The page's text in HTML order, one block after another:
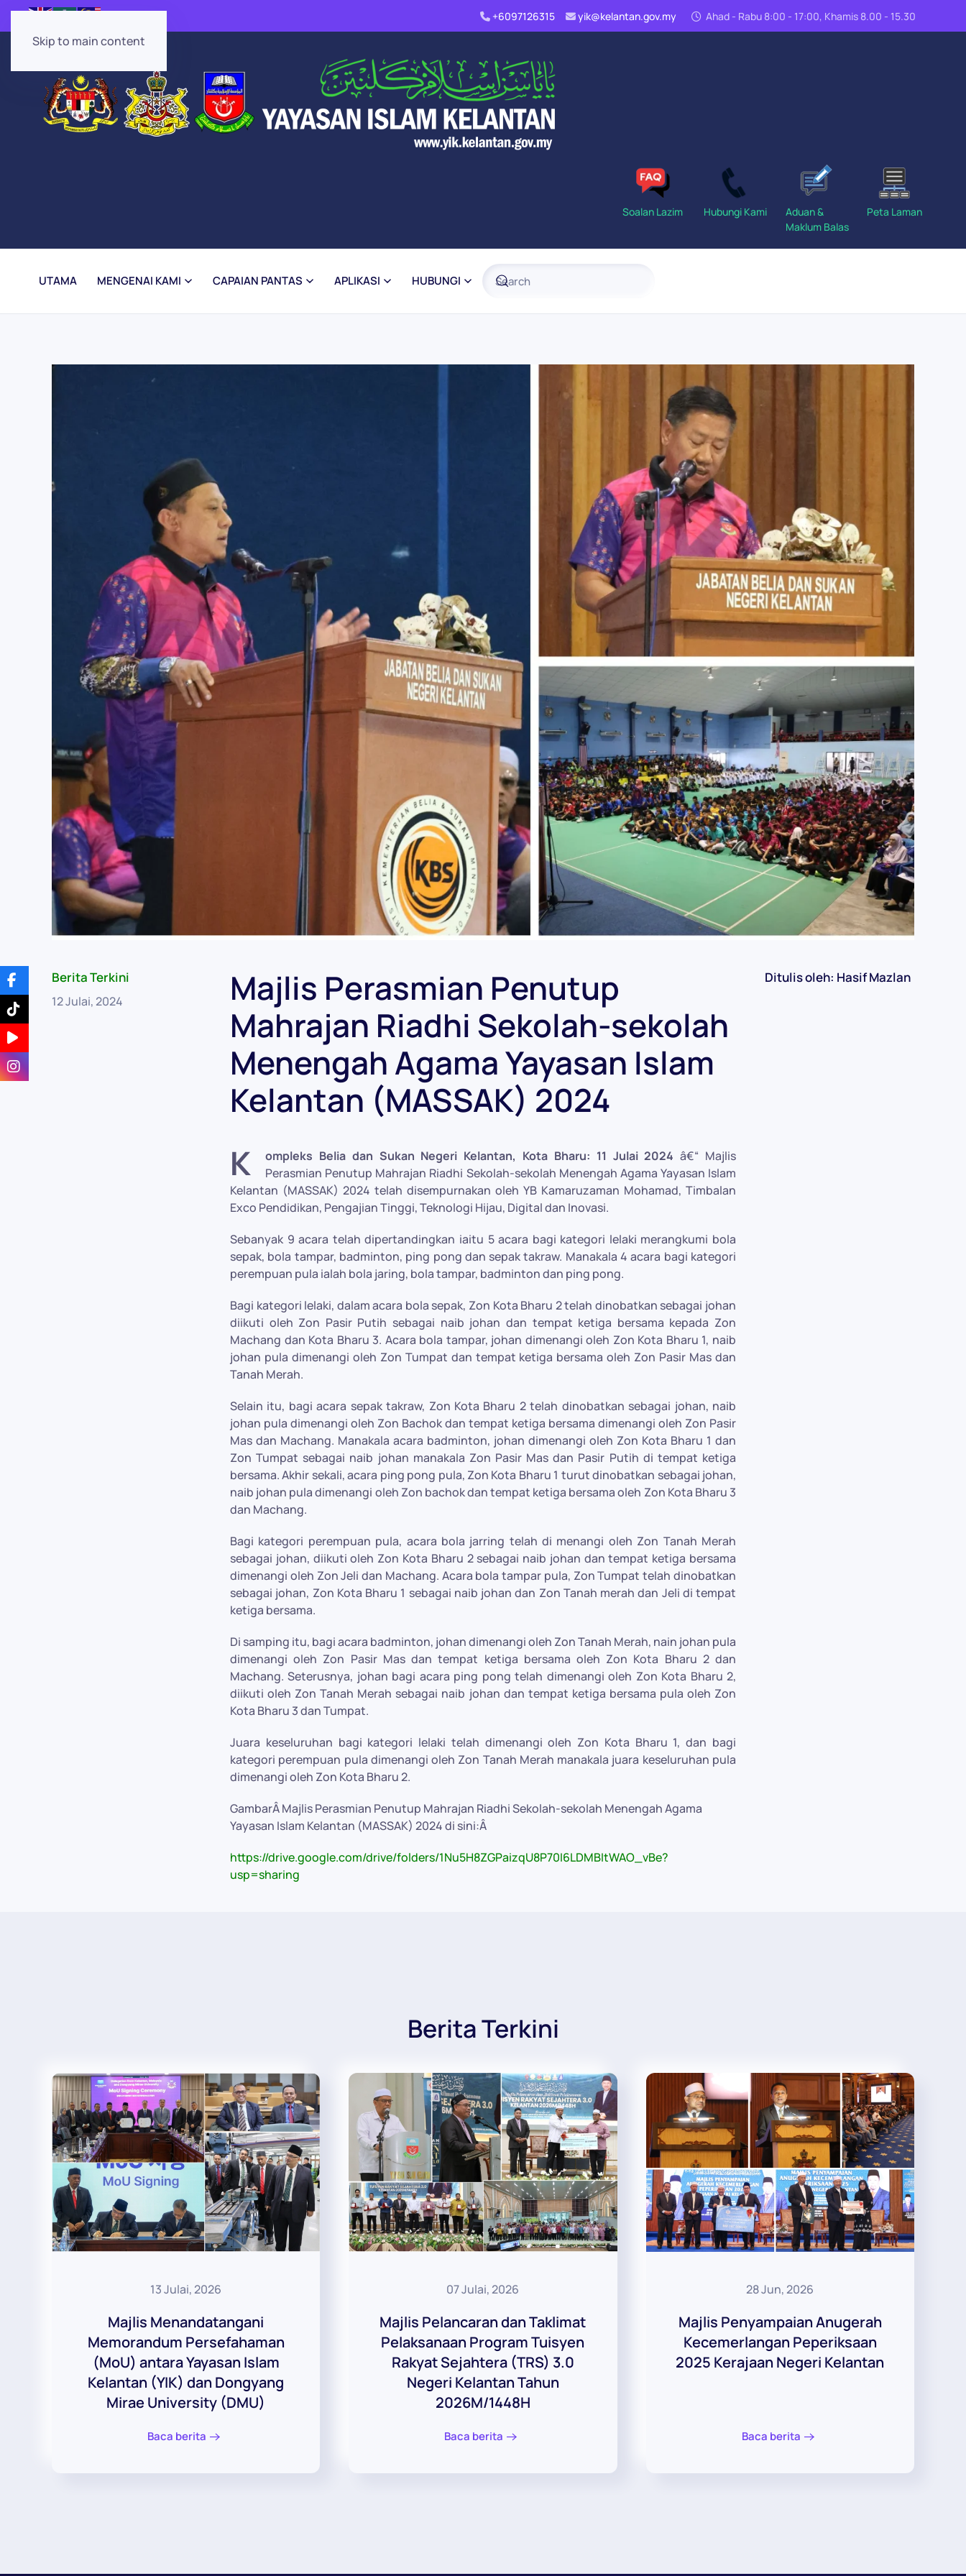
Skip to main content
+6097126315 yik@kelantan.gov.my Ahad - Rabu 8:00 - 17:00, Khamis 8.00 - 15.30
Soalan Lazim Hubungi Kami
Aduan &
Maklum Balas
Peta Laman
UTAMA MENGENAI KAMI CAPAIAN PANTAS APLIKASI HUBUNGI
Berita Terkini
12 Julai, 2024
Majlis Perasmian Penutup
Mahrajan Riadhi Sekolah-sekolah
Menengah Agama Yayasan Islam
Kelantan (MASSAK) 2024
K ompleks Belia dan Sukan Negeri Kelantan, Kota Bharu: 11 Julai 2024 â€“ Majlis
Perasmian Penutup Mahrajan Riadhi Sekolah-sekolah Menengah Agama Yayasan Islam
Kelantan (MASSAK) 2024 telah disempurnakan oleh YB Kamaruzaman Mohamad, Timbalan
Exco Pendidikan, Pengajian Tinggi, Teknologi Hijau, Digital dan Inovasi.
Sebanyak 9 acara telah dipertandingkan iaitu 5 acara bagi kategori lelaki merangkumi bola
sepak, bola tampar, badminton, ping pong dan sepak takraw. Manakala 4 acara bagi kategori
perempuan pula ialah bola jaring, bola tampar, badminton dan ping pong.
Bagi kategori lelaki, dalam acara bola sepak, Zon Kota Bharu 2 telah dinobatkan sebagai johan
diikuti oleh Zon Pasir Putih sebagai naib johan dan tempat ketiga bersama kepada Zon
Machang dan Kota Bharu 3. Acara bola tampar, johan dimenangi oleh Zon Kota Bharu 1, naib
johan pula dimenangi oleh Zon Tumpat dan tempat ketiga bersama oleh Zon Pasir Mas dan
Tanah Merah.
Selain itu, bagi acara sepak takraw, Zon Kota Bharu 2 telah dinobatkan sebagai johan, naib
johan pula dimenangi oleh Zon Bachok dan tempat ketiga bersama dimenangi oleh Zon Pasir
Mas dan Machang. Manakala acara badminton, johan dimenangi oleh Zon Kota Bharu 1 dan
Zon Tumpat sebagai naib johan manakala Zon Pasir Mas dan Pasir Putih di tempat ketiga
bersama. Akhir sekali, acara ping pong pula, Zon Kota Bharu 1 turut dinobatkan sebagai johan,
naib johan pula dimenangi oleh Zon bachok dan tempat ketiga bersama oleh Zon Kota Bharu 3
dan Machang.
Bagi kategori perempuan pula, acara bola jarring telah di menangi oleh Zon Tanah Merah
sebagai johan, diikuti oleh Zon Kota Bharu 2 sebagai naib johan dan tempat ketiga bersama
dimenangi oleh Zon Jeli dan Machang. Acara bola tampar pula, Zon Tumpat telah dinobatkan
sebagai johan, Zon Kota Bharu 1 sebagai naib johan dan Zon Tanah merah dan Jeli di tempat
ketiga bersama.
Di samping itu, bagi acara badminton, johan dimenangi oleh Zon Tanah Merah, nain johan pula
dimenangi oleh Zon Pasir Mas dan tempat ketiga bersama oleh Zon Kota Bharu 2 dan
Machang. Seterusnya, johan bagi acara ping pong telah dimenangi oleh Zon Kota Bharu 2,
diikuti oleh Zon Tanah Merah sebagai naib johan dan tempat ketiga bersama pula oleh Zon
Kota Bharu 3 dan Tumpat.
Juara keseluruhan bagi kategori lelaki telah dimenangi oleh Zon Kota Bharu 1, dan bagi
kategori perempuan pula dimenangi oleh Zon Tanah Merah manakala juara keseluruhan pula
dimenangi oleh Zon Kota Bharu 2.
GambarÂ Majlis Perasmian Penutup Mahrajan Riadhi Sekolah-sekolah Menengah Agama
Yayasan Islam Kelantan (MASSAK) 2024 di sini:Â
https://drive.google.com/drive/folders/1Nu5H8ZGPaizqU8P70I6LDMBItWAO_vBe?
usp=sharing
Ditulis oleh: Hasif Mazlan
Berita Terkini
13 Julai, 2026
Majlis Menandatangani
Memorandum Persefahaman
(MoU) antara Yayasan Islam
Kelantan (YIK) dan Dongyang
Mirae University (DMU)
Baca berita
07 Julai, 2026
Majlis Pelancaran dan Taklimat
Pelaksanaan Program Tuisyen
Rakyat Sejahtera (TRS) 3.0
Negeri Kelantan Tahun
2026M/1448H
Baca berita
28 Jun, 2026
Majlis Penyampaian Anugerah
Kecemerlangan Peperiksaan
2025 Kerajaan Negeri Kelantan
Baca berita